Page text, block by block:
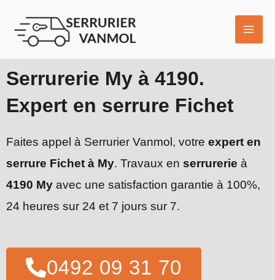
contenu
Serrurerie My à 4190.
Expert en serrure Fichet
Faites appel à Serrurier Vanmol, votre expert en
serrure Fichet à My. Travaux en serrurerie à
4190 My avec une satisfaction garantie à 100%,
24 heures sur 24 et 7 jours sur 7.
0492 09 31 70